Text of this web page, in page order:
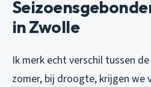
in Zwolle
Ik merk echt verschil tussen
zomer, bij droogte, krijgen we